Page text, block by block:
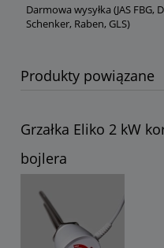
Darmowa wysyłka (JAS FBG,
Schenker, Raben, GLS)
Produkty powiązane
Grzałka Eliko 2 kW
bojlera